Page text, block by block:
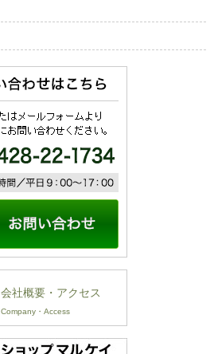
会社概要・アクセス
Company・Access